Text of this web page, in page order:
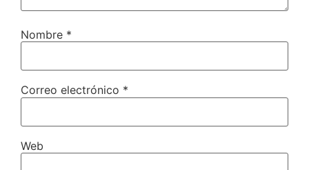
Nombre *
Correo electrónico *
Web